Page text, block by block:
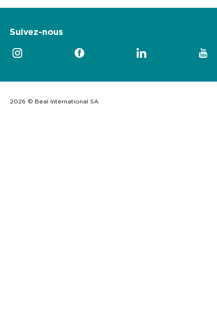
Suivez-nous
2026 © Beal International SA